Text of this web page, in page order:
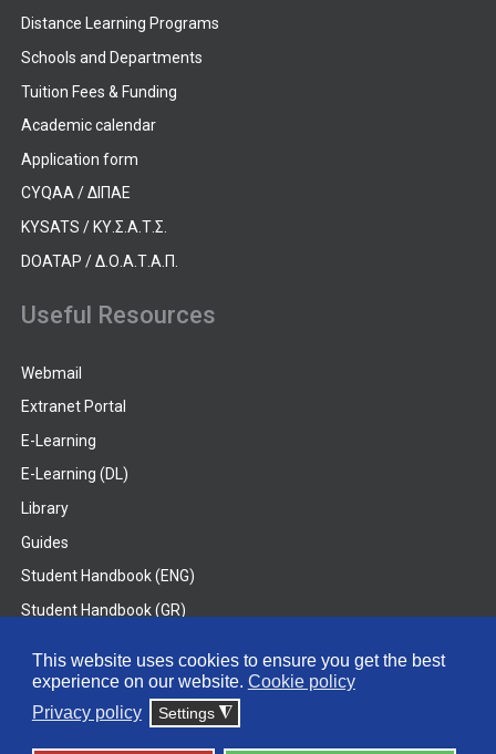
This website uses cookies to ensure you get the best
experience on our website. Cookie policy
Privacy policy
Settings ◮
Distance Learning Programs
Schools and Departments
Tuition Fees & Funding
Academic calendar
Application form
CYQAA / ΔΙΠΑΕ
KYSATS / ΚΥ.Σ.Α.Τ.Σ.
DOATAP / Δ.Ο.Α.Τ.Α.Π.
Useful Resources
Webmail
Extranet Portal
E-Learning
E-Learning (DL)
Library
Guides
Student Handbook (ENG)
Student Handbook (GR)
© 2026 Frederick University